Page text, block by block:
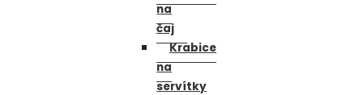
na
čaj
Krabice
na
servítky